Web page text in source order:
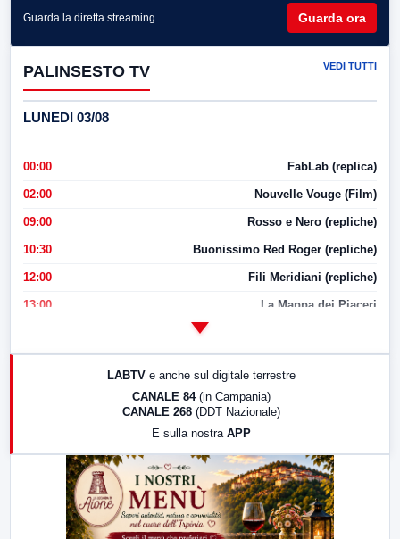
Guarda la diretta streaming Guarda ora
PALINSESTO TV VEDI TUTTI
LUNEDI 03/08
00:00 FabLab (replica)
02:00 Nouvelle Vouge (Film)
09:00 Rosso e Nero (repliche)
10:30 Buonissimo Red Roger (repliche)
12:00 Fili Meridiani (repliche)
13:00 La Mappa dei Piaceri
LabNews (replica)
LABTV e anche sul digitale terrestre
CANALE 84 (in Campania)
CANALE 268 (DDT Nazionale)
E sulla nostra APP